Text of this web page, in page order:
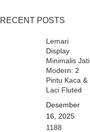
RECENT POSTS
Lemari
Display
Minimalis Jati
Modern: 2
Pintu Kaca &
Laci Fluted
Desember
16, 2025
1188